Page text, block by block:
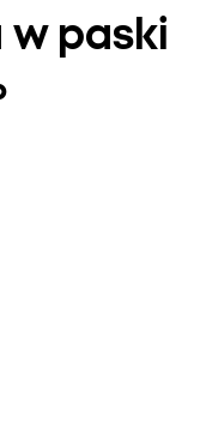
w paski